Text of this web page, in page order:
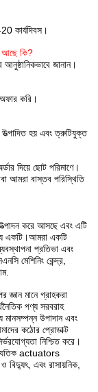
কার্যদিবস।
আছে কি?
জানান।
করি।
হয় এবং ত্রুটিযুক্ত
দিয়ে ছোট পরিমাণে।
আমরা বাস্তব পরিস্থিতি
করে আসছে এবং এটি
একটি।আমরা একটি
প্রতিভা এবং
মেশিনিং কেন্দ্র,
জ্ঞান মানে গ্রাহকরা
পণ্য সরবরাহ
মানসম্পন্ন উপাদান এবং
কঠোর প্রোডাক্ট
নিশ্চিত করে।
actuators
বিদ্যুৎ, এবং রাসায়নিক,